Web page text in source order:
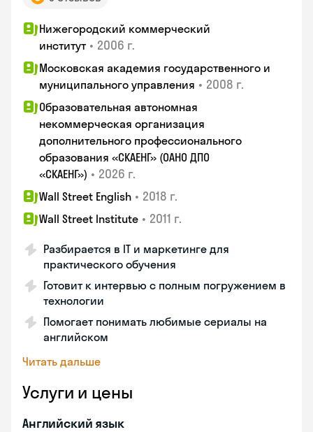
Нижегородский коммерческий
институт • 2006 г.
Московская академия государственного и
муниципального управления • 2008 г.
Образовательная автономная
некоммерческая организация
дополнительного профессионального
образования «СКАЕНГ» (ОАНО ДПО
«СКАЕНГ») • 2026 г.
Wall Street English • 2018 г.
Wall Street Institute • 2011 г.
Разбирается в IT и маркетинге для
практического обучения
Готовит к интервью с полным погружением в
технологии
Помогает понимать любимые сериалы на
английском
Читать дальше
Услуги и цены
Английский язык